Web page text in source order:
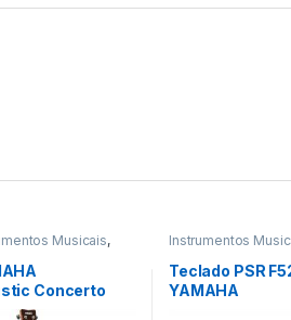
Musicais,
Concerto
Sunburst
Instrumentos
Teclado PSR
YAMAHA